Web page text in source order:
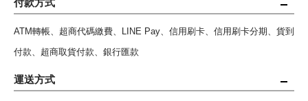
付款方式
ATM轉帳、超商代碼繳費、LINE Pay、信用刷卡、信用刷卡分期、貨到
付款、超商取貨付款、銀行匯款
運送方式